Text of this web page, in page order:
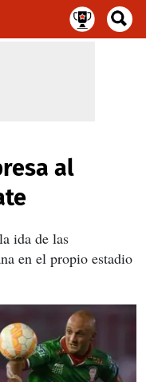
al
ida de las
en el propio estadio